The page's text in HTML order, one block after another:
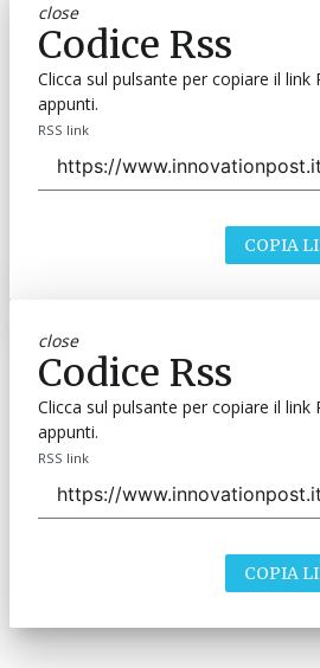
close
Codice Rss
Clicca sul pulsante per copiare il link
appunti.
RSS link
COPIA
close
Codice Rss
Clicca sul pulsante per copiare il link
appunti.
RSS link
COPIA